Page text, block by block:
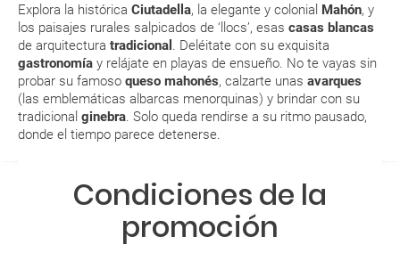
Explora la histórica Ciutadella, la elegante y colonial Mahón, y
los paisajes rurales salpicados de ‘llocs’, esas casas blancas
de arquitectura tradicional
. Deléitate con su exquisita
gastronomía y relájate en playas de ensueño. No te vayas sin
probar su famoso queso mahonés, calzarte unas avarques
(las emblemáticas albarcas menorquinas) y brindar con su
tradicional ginebra . Solo queda rendirse a su ritmo pausado,
donde el tiempo parece detenerse.
Al realizar la reserva, uno de los servicios ha
quedado de pendiente de confirmación ¿Cómo
sabré si se confirma el viaje?
¿Cómo sé si hay plazas disponibles en el viaje que
quiero al hacer mi solicitud de reserva?
Si tengo los traslados incluidos, ¿dónde debo
dirigirme?
¿Incluye algún seguro de viaje mi reserva?
Condiciones de la
promoción